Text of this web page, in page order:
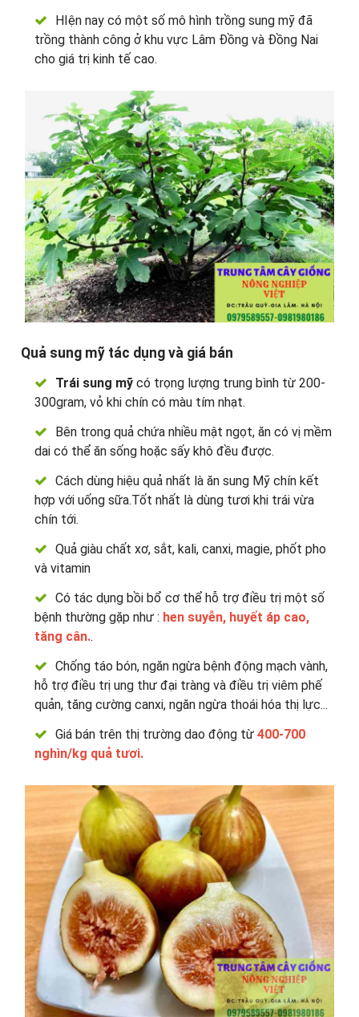
HIện nay có một số mô hình trồng sung mỹ đã
trồng thành công ở khu vực Lâm Đồng và Đồng Nai
cho giá trị kinh tế cao.
Quả sung mỹ tác dụng và giá bán
Trái sung mỹ có trọng lượng trung bình từ 200-
300gram, vỏ khi chín có màu tím nhạt.
Bên trong quả chứa nhiều mật ngọt, ăn có vị mềm
dai có thể ăn sống hoặc sấy khô đều được.
Cách dùng hiệu quả nhất là ăn sung Mỹ chín kết
hợp với uống sữa.Tốt nhất là dùng tươi khi trái vừa
chín tới.
Quả giàu chất xơ, sắt, kali, canxi, magie, phốt pho
và vitamin
Có tác dụng bồi bổ cơ thể hỗ trợ điều trị một số
bệnh thường gặp như : hen suyễn, huyết áp cao,
tăng cân..
Chống táo bón, ngăn ngừa bệnh động mạch vành,
hỗ trợ điều trị ung thư đại tràng và điều trị viêm phế
quản, tăng cường canxi, ngăn ngừa thoái hóa thị lực...
Giá bán trên thị trường dao động từ 400-700
nghìn/kg quả tươi.